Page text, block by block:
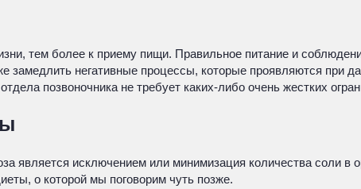
тем более к приему пищи. Правильное питание и
замедлить негативные процессы, которые проявляются при
позвоночника не требует каких-либо очень жестких
исключением или минимизация количества соли в
о которой мы поговорим чуть позже.